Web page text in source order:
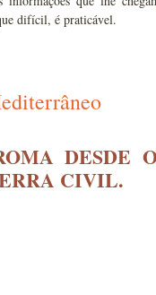
difícil, é praticável.
DESDE
CIVIL.